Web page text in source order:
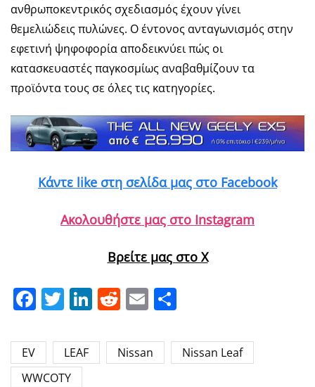
ανθρωποκεντρικός σχεδιασμός έχουν γίνει
θεμελιώδεις πυλώνες. Ο έντονος ανταγωνισμός στην
εφετινή ψηφοφορία αποδεικνύει πώς οι
κατασκευαστές παγκοσμίως αναβαθμίζουν τα
προϊόντα τους σε όλες τις κατηγορίες.
Κάντε like στη σελίδα μας στο Facebook
Ακολουθήστε μας στο Instagram
Βρείτε μας στο X
Facebook
Twitter
LinkedIn
Reddit
Email
EV LEAF Nissan
Nissan Leaf
WWCOTY